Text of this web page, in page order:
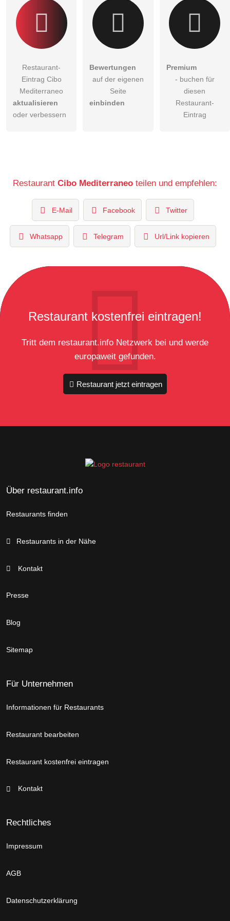
Restaurant-
Eintrag Cibo
Mediterraneo
aktualisieren
oder verbessern
Bewertungen
auf der eigenen
Seite
einbinden
Premium
- buchen für
diesen
Restaurant-
Eintrag
Restaurant Cibo Mediterraneo teilen und empfehlen:
E-Mail Facebook Twitter
Whatsapp Telegram Url/Link kopieren
Restaurant kostenfrei eintragen!
Tritt dem restaurant.info Netzwerk bei und werde
europaweit gefunden.
Restaurant jetzt eintragen
Über restaurant.info
Restaurants finden
Restaurants in der Nähe
Kontakt
Presse
Blog
Sitemap
Für Unternehmen
Informationen für Restaurants
Restaurant bearbeiten
Restaurant kostenfrei eintragen
Kontakt
Rechtliches
Impressum
AGB
Datenschutzerklärung